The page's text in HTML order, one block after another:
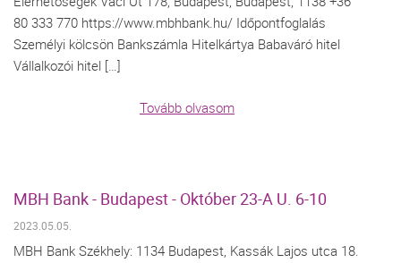
80 333 770 https://www.mbhbank.hu/ Időpontfoglalás
Személyi kölcsön Bankszámla Hitelkártya Babaváró hitel
Vállalkozói hitel […]
Tovább olvasom
MBH Bank - Budapest - Október 23-A U. 6-10
2023.05.05.
MBH Bank Székhely: 1134 Budapest, Kassák Lajos utca 18.